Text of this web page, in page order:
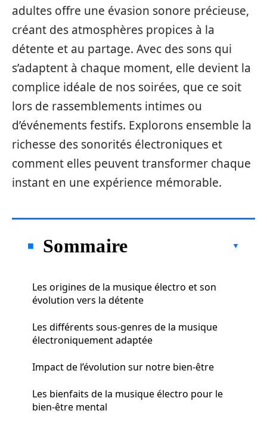
adultes offre une évasion sonore précieuse,
créant des atmosphères propices à la
détente et au partage. Avec des sons qui
s’adaptent à chaque moment, elle devient la
complice idéale de nos soirées, que ce soit
lors de rassemblements intimes ou
d’événements festifs. Explorons ensemble la
richesse des sonorités électroniques et
comment elles peuvent transformer chaque
instant en une expérience mémorable.
Sommaire
Les origines de la musique électro et son
évolution vers la détente
Les différents sous-genres de la musique
électroniquement adaptée
Impact de l’évolution sur notre bien-être
Les bienfaits de la musique électro pour le
bien-être mental